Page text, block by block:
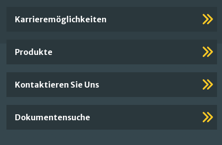
Important
Karrieremöglichkeiten
Produkte
Kontaktieren Sie Uns
Dokumentensuche